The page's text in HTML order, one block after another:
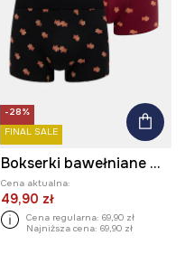
-28%
FINAL SALE
Bokserki bawełniane męskie z elastanem wzorzyste (2-pack)
Cena aktualna:
49,90 zł
Cena regularna: 69,90 zł
Najniższa cena: 69,90 zł